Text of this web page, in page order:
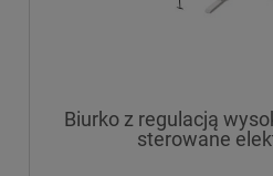
Biurko z regulacją
sterowane